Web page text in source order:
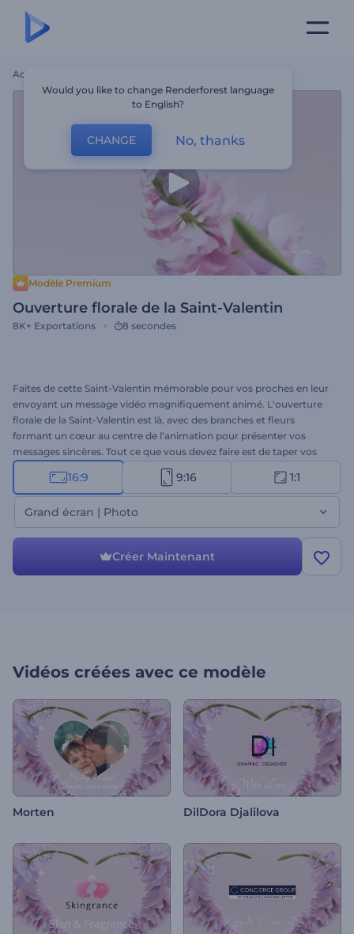
Accueil
Modèle Premium
Ouverture florale de la Saint-Valentin
8K+ Exportations 8 secondes
Faites de cette Saint-Valentin mémorable pour vos proches en leur
envoyant un message vidéo magnifiquement animé. L'ouverture
florale de la Saint-Valentin est là, avec des branches et fleurs
formant un cœur au centre de l’animation pour présenter vos
messages sincères. Tout ce que vous devez faire est de taper vos
messages romantiques et attendre quelques minutes pour obtenir
votre animation professionnelle. Il est parfaitement adapté pour les
confessions d’amour, salutations de vacances, publicités TV,
Présentation de Saint-Valentin, et beaucoup plus de projets. Créez
votre propre vidéo unique de la Saint-Valentin aujourd’hui et rendez
16:9 9:16 1:1
Grand écran | Photo
Créer Maintenant
Vidéos créées avec ce modèle
Morten DilDora Djalilova
Would you like to change Renderforest language
to English?
CHANGE No, thanks